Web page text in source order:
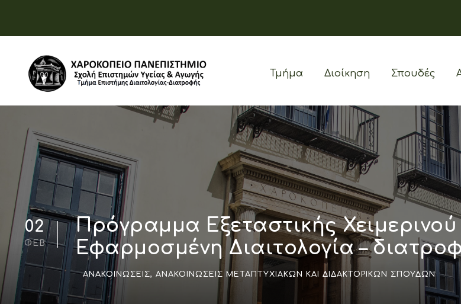
Τμήμα Διοίκηση Σπουδές
02
ΦΕΒ
Πρόγραμμα Εξεταστικής
Εφαρμοσμένη Διαιτολογία –
ΑΝΑΚΟΙΝΏΣΕΙΣ, ΑΝΑΚΟΙΝΏΣΕΙΣ ΜΕΤΑΠΤΥΧΙΑΚΏΝ ΚΑΙ ΔΙΔΑΚΤΟΡΙΚΏΝ ΣΠΟΥΔΏΝ